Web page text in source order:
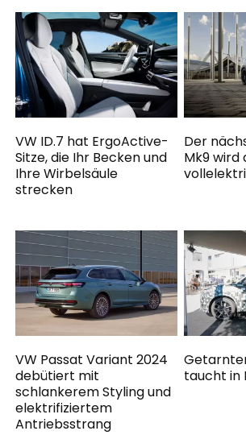
VW ID.7 hat ErgoActive-
Sitze, die Ihr Becken und
Ihre Wirbelsäule
strecken
Der
Mk9 wird
VW Passat Variant 2024
debütiert mit
schlankerem Styling und
elektrifiziertem
Antriebsstrang
taucht in